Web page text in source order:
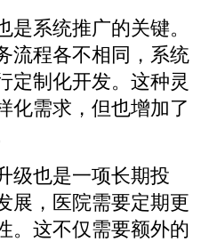
系统推广的关键。
流程各不相同，系统
定制化开发。这种灵
化需求，但也增加了
级也是一项长期投
展，医院需要定期更
。这不仅需要额外的